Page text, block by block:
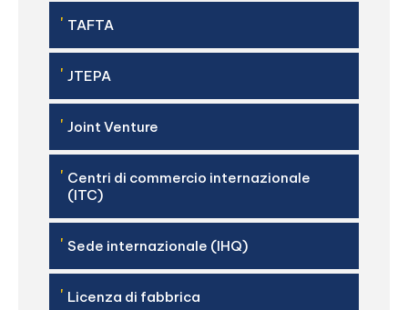
' TAFTA
' JTEPA
' Joint Venture
' Centri di commercio internazionale
(ITC)
' Sede internazionale (IHQ)
' Licenza di fabbrica